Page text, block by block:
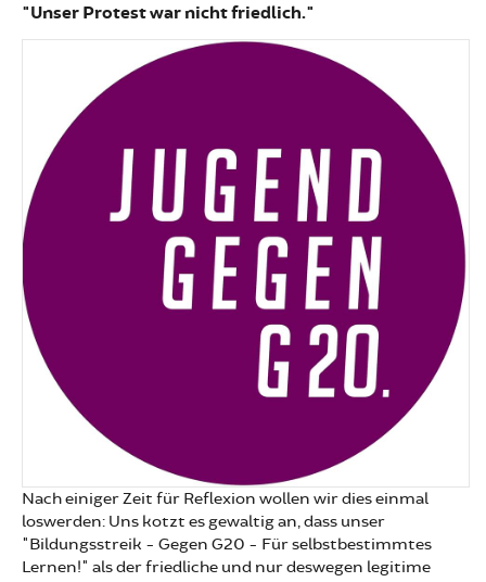
"Unser Protest war nicht friedlich."
Nach einiger Zeit für Reflexion wollen wir dies einmal
loswerden: Uns kotzt es gewaltig an, dass unser
"Bildungsstreik - Gegen G20 - Für selbstbestimmtes
Lernen!" als der friedliche und nur deswegen legitime